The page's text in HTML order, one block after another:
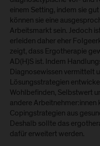
einem Setting, indem sie
können sie eine
Arbeitsmarkt sein. Jedoch
erleiden daher eher
zeigt, dass Ergotherapie
AD(H)S ist. Indem
Diagnosewissen vermittelt
Lösungsstrategien
Wohlbefinden, Selbstwert
andere
Copingstrategien aus
Deshalb sollte das
dafür erweitert werden.